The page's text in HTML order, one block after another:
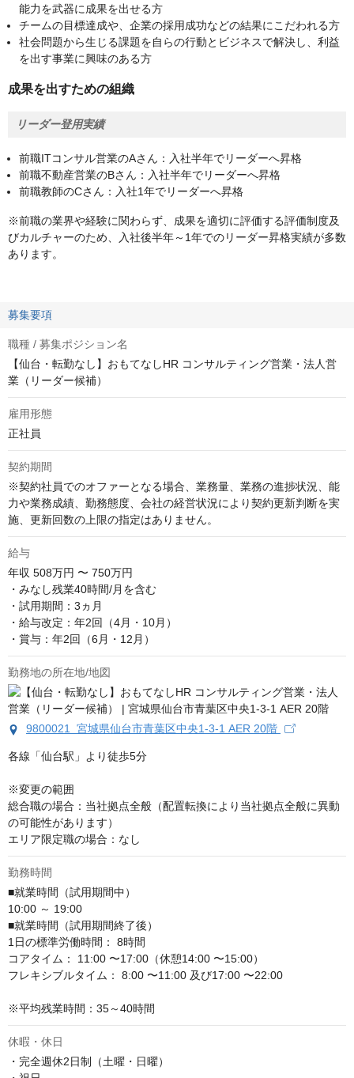
能力を武器に成果を出せる方
チームの目標達成や、企業の採用成功などの結果にこだわれる方
社会問題から生じる課題を自らの行動とビジネスで解決し、利益
を出す事業に興味のある方
成果を出すための組織
リーダー登用実績
前職ITコンサル営業のAさん：入社半年でリーダーへ昇格
前職不動産営業のBさん：入社半年でリーダーへ昇格
前職教師のCさん：入社1年でリーダーへ昇格
※前職の業界や経験に関わらず、成果を適切に評価する評価制度及
びカルチャーのため、入社後半年～1年でのリーダー昇格実績が多数
あります。
募集要項
職種 / 募集ポジション名
【仙台・転勤なし】おもてなしHR コンサルティング営業・法人営
業（リーダー候補）
雇用形態
正社員
契約期間
※契約社員でのオファーとなる場合、業務量、業務の進捗状況、能
力や業務成績、勤務態度、会社の経営状況により契約更新判断を実
施、更新回数の上限の指定はありません。
給与
年収 508万円 〜 750万円
・みなし残業40時間/月を含む
・試用期間：3ヵ月
・給与改定：年2回（4月・10月）
・賞与：年2回（6月・12月）
勤務地の所在地/地図
9800021 宮城県仙台市青葉区中央1-3-1 AER 20階
各線「仙台駅」より徒歩5分
※変更の範囲
総合職の場合：当社拠点全般（配置転換により当社拠点全般に異動
の可能性があります）
エリア限定職の場合：なし
勤務時間
■就業時間（試用期間中）
10:00 ～ 19:00
■就業時間（試用期間終了後）
1日の標準労働時間： 8時間
コアタイム： 11:00 〜17:00（休憩14:00 〜15:00）
フレキシブルタイム： 8:00 〜11:00 及び17:00 〜22:00
※平均残業時間：35～40時間
休暇・休日
・完全週休2日制（土曜・日曜）